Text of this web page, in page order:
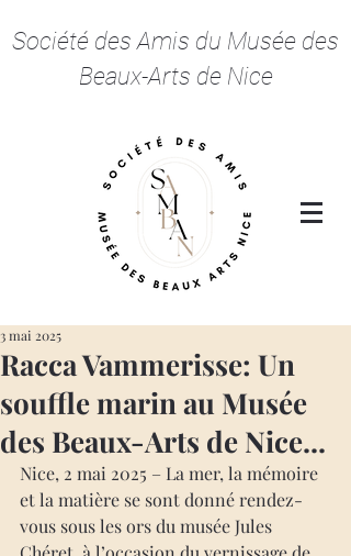
Société des Amis du Musée des
Beaux-Arts de Nice
Racca Vammerisse: Un
souffle marin au Musée
des Beaux-Arts de Nice...
3 mai 2025
Nice, 2 mai 2025 – La mer, la mémoire
et la matière se sont donné rendez-
vous sous les ors du musée Jules